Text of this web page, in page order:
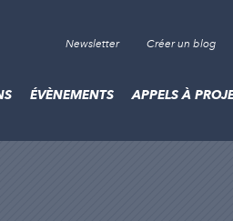
Newsletter Créer un blog
ÉVÈNEMENTS APPELS À